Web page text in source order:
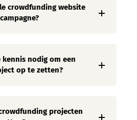
crowdfunding website
kennis nodig om een
op te zetten?
projecten